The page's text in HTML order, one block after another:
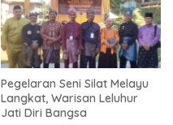
Pegelaran Seni Silat Melayu
Langkat, Warisan Leluhur
Jati Diri Bangsa